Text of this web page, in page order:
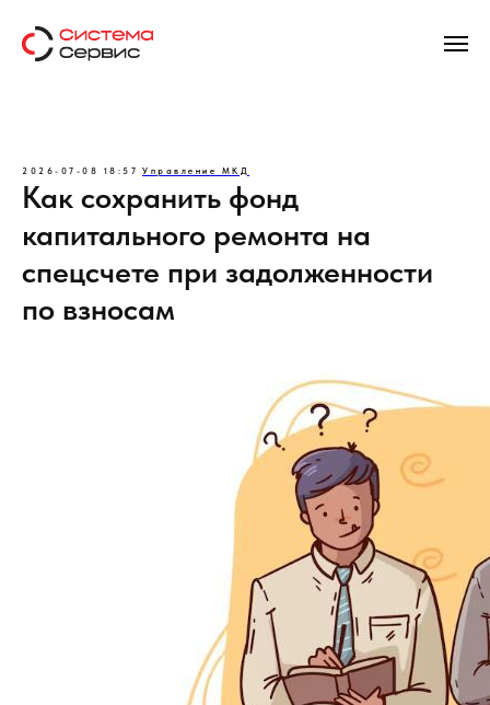
2026-07-08 18:57 Управление МКД
Как сохранить фонд
капитального ремонта на
спецсчете при задолженности
по взносам